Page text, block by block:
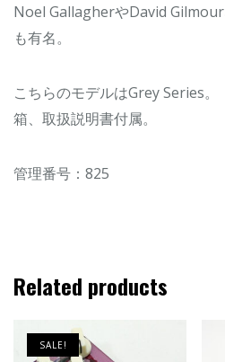
Noel GallagherやDavid
も有名。
こちらのモデルはGrey Series。
箱、取扱説明書付属。
管理番号：825
Related products
SALE!